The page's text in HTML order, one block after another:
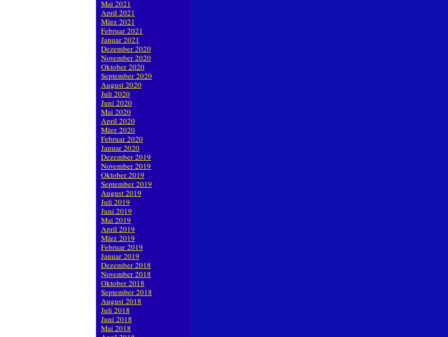
Mai 2021
April 2021
März 2021
Februar 2021
Januar 2021
Dezember 2020
November 2020
Oktober 2020
September 2020
August 2020
Juli 2020
Juni 2020
Mai 2020
April 2020
März 2020
Februar 2020
Januar 2020
Dezember 2019
November 2019
Oktober 2019
September 2019
August 2019
Juli 2019
Juni 2019
Mai 2019
April 2019
März 2019
Februar 2019
Januar 2019
Dezember 2018
November 2018
Oktober 2018
September 2018
August 2018
Juli 2018
Juni 2018
Mai 2018